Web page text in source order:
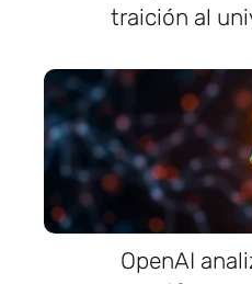
traición al
OpenAI